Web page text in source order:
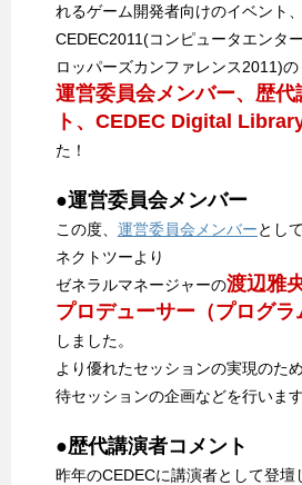
れるゲーム開発者向けのイベント、
CEDEC2011(コンピュータエンタ
ロッパーズカンファレンス2011)の
運営委員会メンバー、歴代
ト、CEDEC Digital
た！
●運営委員会メンバー
この度、 運営委員会メンバーとし
ネクトツーより
ゼネラルマネージャーの渡辺雅
プロデューサー（プログ
しました。
より優れたセッションの実現のた
待セッションの企画などを行います
●歴代講演者コメント
昨年のCEDECに講演者として登壇